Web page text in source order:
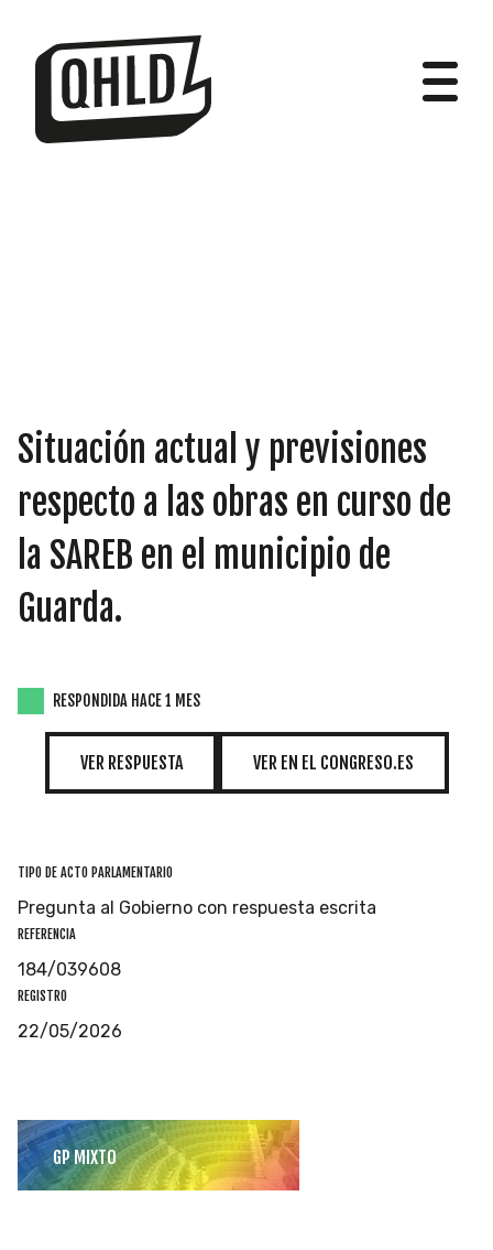
INICIATIVAS
Situación actual y previsiones
respecto a las obras en curso de
la SAREB en el municipio de
Guarda.
RESPONDIDA HACE 1 MES
VER RESPUESTA VER EN EL CONGRESO.ES
TIPO DE ACTO PARLAMENTARIO
Pregunta al Gobierno con respuesta escrita
REFERENCIA
184/039608
REGISTRO
22/05/2026
GP MIXTO